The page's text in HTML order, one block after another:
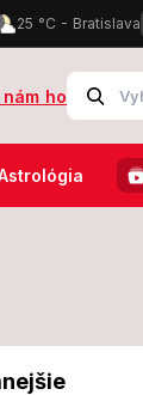
8 ľudí!
ho